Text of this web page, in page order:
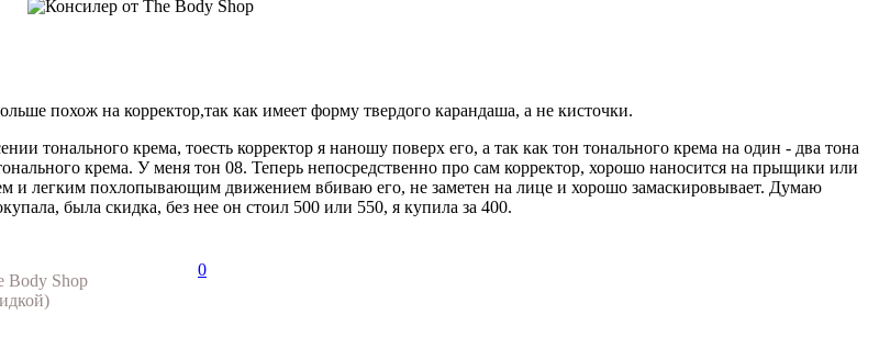
похож на корректор,так как имеет форму твердого карандаша, а не кисточки.
тонального крема, тоесть корректор я наношу поверх его, а так как тон тонального крема на один - два тона
крема. У меня тон 08. Теперь непосредственно про сам корректор, хорошо наносится на прыщики или
и легким похлопывающим движением вбиваю его, не заметен на лице и хорошо замаскировывает. Думаю
была скидка, без нее он стоил 500 или 550, я купила за 400.
Body Shop
0